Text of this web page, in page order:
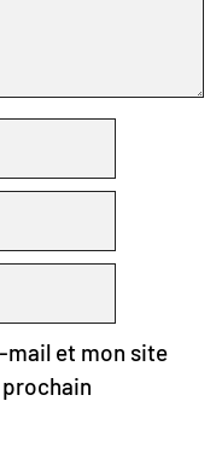
mail et mon site